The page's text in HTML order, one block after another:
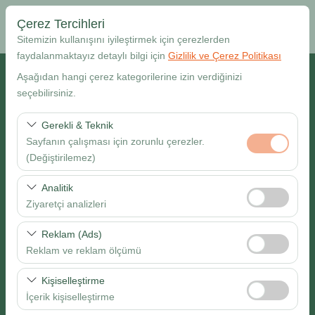
Çerez Tercihleri
Sitemizin kullanışını iyileştirmek için çerezlerden
faydalanmaktayız detaylı bilgi için Gizlilik ve Çerez Politikası
Aşağıdan hangi çerez kategorilerine izin verdiğinizi
seçebilirsiniz.
Gerekli & Teknik
Sayfanın çalışması için zorunlu çerezler.
(Değiştirilemez)
Bu çerezler sitenin doğru şekilde çalışması, güvenlik,
oturum yönetimi ve temel işlevler için gereklidir. Devre
dışı bırakılamaz.
Analitik
Ziyaretçi analizleri
Bu çerezler, sitemizin nasıl kullanıldığını (ziyaretçi sayısı,
en çok ziyaret edilen sayfalar, kullanıcı davranışları)
analiz etmemizi sağlar. Bu veriler, web sitesi
performansını ölçmek ve kullanıcı deneyimini sürekli
iyileştirmek için kullanılır.
Reklam (Ads)
Reklam ve reklam ölçümü
Bu çerezler, size ilgi alanlarınıza uygun kişiselleştirilmiş
reklamlar göstermemize ve reklam kampanyalarımızın
etkinliğini (gösterim sayısı, tıklama oranı) ölçmemize
Kişiselleştirme
İçerik kişiselleştirme
Alış Lokasyonu
Farklı yerde bırakmak istiyorum
Alış Tarih & Saat
Bırakış Tarih & Saat
09:00
Ara